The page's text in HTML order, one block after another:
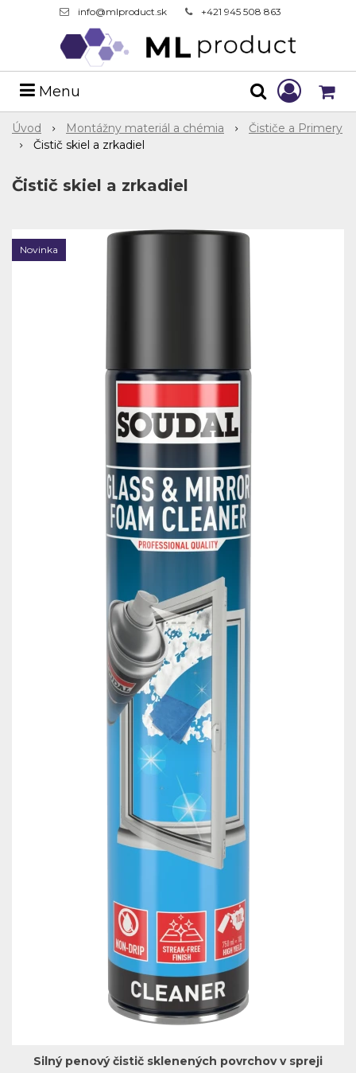
info@mlproduct.sk +421 945 508 863
Menu
Úvod Montážny materiál a chémia
Čističe a Primery
Čistič skiel a zrkadiel
Čistič skiel a zrkadiel
Novinka
Silný penový čistič sklenených povrchov v spreji